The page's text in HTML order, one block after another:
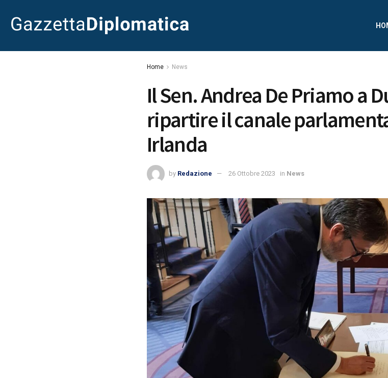
Home News
Il Sen. Andrea De Priamo a
ripartire il canale
Irlanda
by Redazione 26 Ottobre 2023 in News